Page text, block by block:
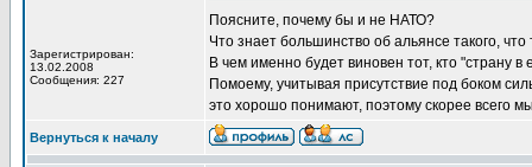
Зарегистрирован:
13.02.2008
Сообщения: 227
Поясните, почему бы и не НАТО?
Что знает большинство об альянсе такого, что
В чем именно будет виновен тот, кто "страну в
Помоему, учитывая присутствие под боком
это хорошо понимают, поэтому скорее всего
Вернуться к началу